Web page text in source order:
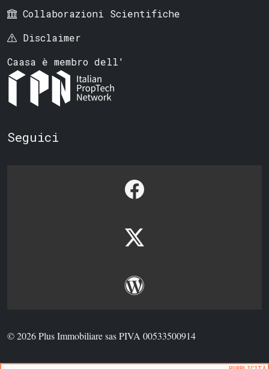
Collaborazioni Scientifiche
Disclaimer
Caasa è membro dell'
Seguici
© 2026 Plus Immobiliare sas PIVA 00533500914